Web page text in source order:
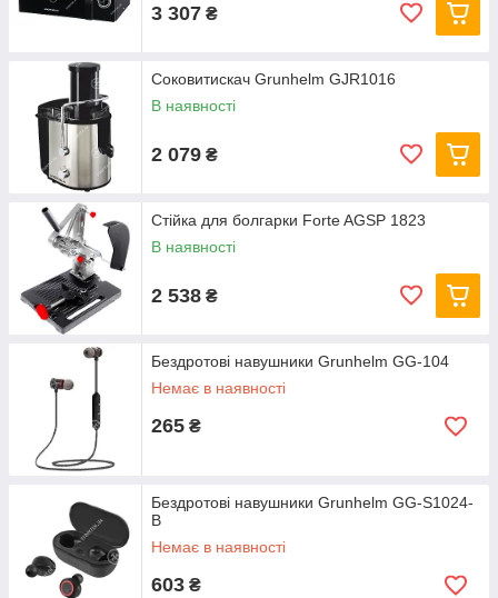
3 307 ₴
Соковитискач Grunhelm GJR1016
В наявності
2 079 ₴
Стійка для болгарки Forte AGSP 1823
В наявності
2 538 ₴
Бездротові навушники Grunhelm GG-104
Немає в наявності
265 ₴
Бездротові навушники Grunhelm GG-S1024-
B
Немає в наявності
603 ₴